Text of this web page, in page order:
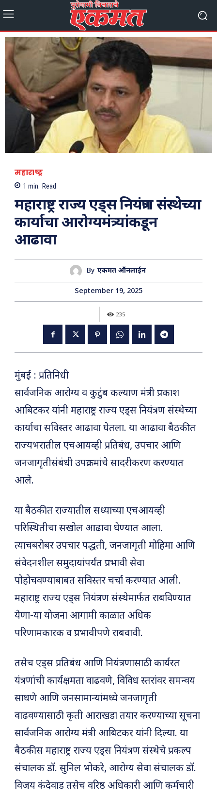
महाराष्ट्र
1 min. Read
महाराष्ट्र राज्य एड्स नियंत्रण संस्थेच्या
कार्याचा आरोग्यमंत्र्यांकडून
आढावा
By एकमत ऑनलाईन
September 19, 2025
235
मुंबई : प्रतिनिधी
सार्वजनिक आरोग्य व कुटुंब कल्याण मंत्री प्रकाश
आबिटकर यांनी महाराष्ट्र राज्य एड्स नियंत्रण संस्थेच्या
कार्याचा सविस्तर आढावा घेतला. या आढावा बैठकीत
राज्यभरातील एचआयव्ही प्रतिबंध, उपचार आणि
जनजागृतीसंबंधी उपक्रमांचे सादरीकरण करण्यात
आले.
या बैठकीत राज्यातील सध्याच्या एचआयव्ही
परिस्थितीचा सखोल आढावा घेण्यात आला.
त्याचबरोबर उपचार पद्धती, जनजागृती मोहिमा आणि
संवेदनशील समुदायांपर्यंत प्रभावी सेवा
पोहोचवण्याबाबत सविस्तर चर्चा करण्यात आली.
महाराष्ट्र राज्य एड्स नियंत्रण संस्थेमार्फत राबविण्यात
येणा-या योजना आगामी काळात अधिक
परिणामकारक व प्रभावीपणे राबवावी.
तसेच एड्स प्रतिबंध आणि नियंत्रणासाठी कार्यरत
यंत्रणांची कार्यक्षमता वाढवणे, विविध स्तरांवर समन्वय
साधणे आणि जनसामान्यांमध्ये जनजागृती
वाढवण्यासाठी कृती आराखडा तयार करण्याच्या सूचना
सार्वजनिक आरोग्य मंत्री आबिटकर यांनी दिल्या. या
बैठकीस महाराष्ट्र राज्य एड्स नियंत्रण संस्थेचे प्रकल्प
संचालक डॉ. सुनिल भोकरे, आरोग्य सेवा संचालक डॉ.
विजय कंदेवाड तसेच वरिष्ठ अधिकारी आणि कर्मचारी